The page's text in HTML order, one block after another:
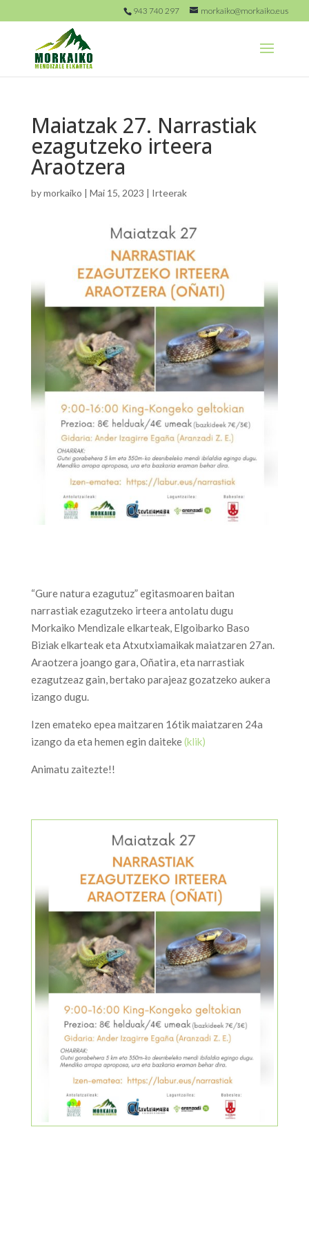
943 740 297 morkaiko@morkaiko.eus
Maiatzak 27. Narrastiak
ezagutzeko irteera
Araotzera
bymorkaiko | Mai 15, 2023 | Irteerak
“Gure natura ezagutuz” egitasmoaren baitan
narrastiak ezagutzeko irteera antolatu dugu
Morkaiko Mendizale elkarteak, Elgoibarko Baso
Biziak elkarteak eta Atxutxiamaikak maiatzaren 27an.
Araotzera joango gara, Oñatira, eta narrastiak
ezagutzeaz gain, bertako parajeaz gozatzeko aukera
izango dugu.
Izen emateko epea maitzaren 16tik maiatzaren 24a
izango da eta hemen egin daiteke(klik)
Animatu zaitezte!!